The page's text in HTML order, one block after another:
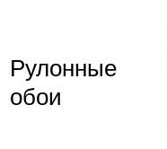
Рулонные
обои